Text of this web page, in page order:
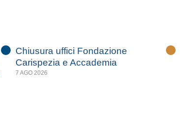
Chiusura uffici Fondazione
Carispezia e Accademia
7 AGO 2026